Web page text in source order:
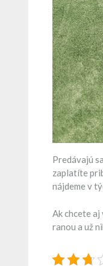
Predávajú
zaplatíte
nájdeme v
Ak chcete
ranou a už